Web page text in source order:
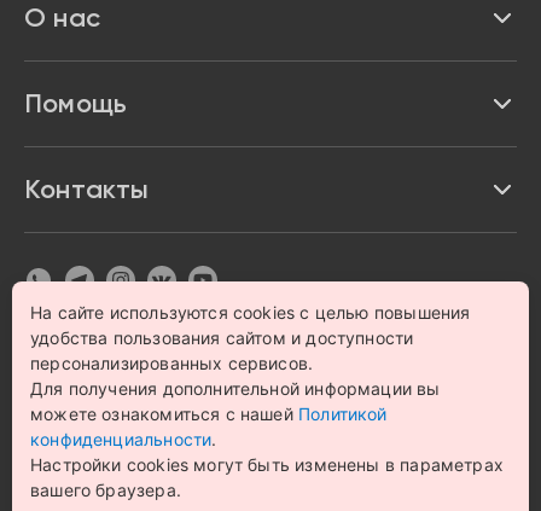
Доставка и оплата
Возврат товара
Политика конфиденциальности
О нас
Помощь
Карта сайта
Контакты
© 1993 – 2026 Магазин бытовой техники и электроники
«Impulse». Все права защищены.
Цена на сайте носит информационный характер и не
является публичной офертой
На сайте используются cookies с целью повышения
удобства пользования сайтом и доступности
персонализированных сервисов.
Для получения дополнительной информации вы
можете ознакомиться с нашей Политикой
конфиденциальности.
Настройки cookies могут быть изменены в параметрах
вашего браузера.